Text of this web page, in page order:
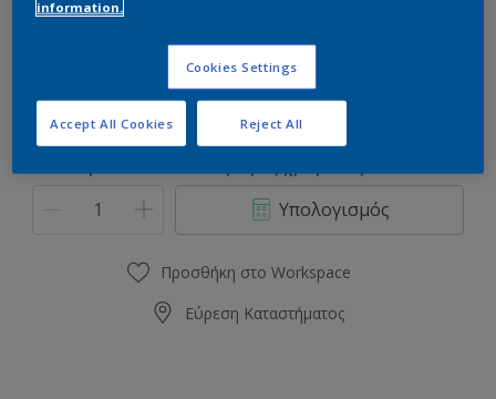
1L 2.5L
Υπολογισμός
Προσθήκη στο Workspace
Εύρεση Καταστήματος
information.
Cookies Settings
Reject All
Accept All Cookies